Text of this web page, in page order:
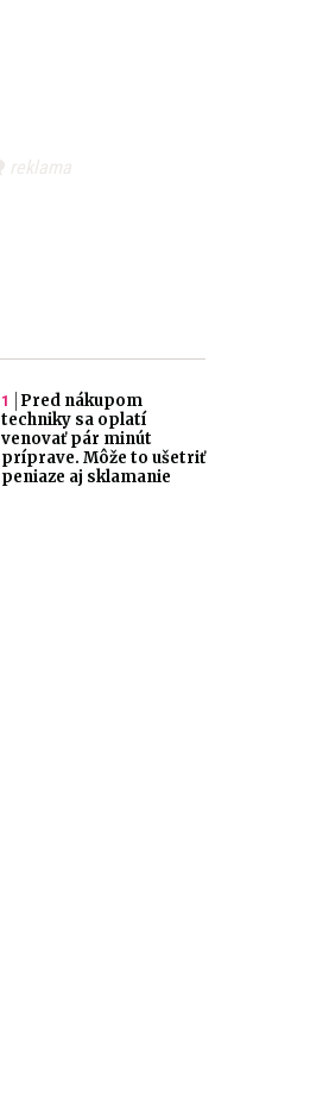
Pred nákupom
techniky sa oplatí
venovať pár minút
príprave. Môže to ušetriť
peniaze aj sklamanie